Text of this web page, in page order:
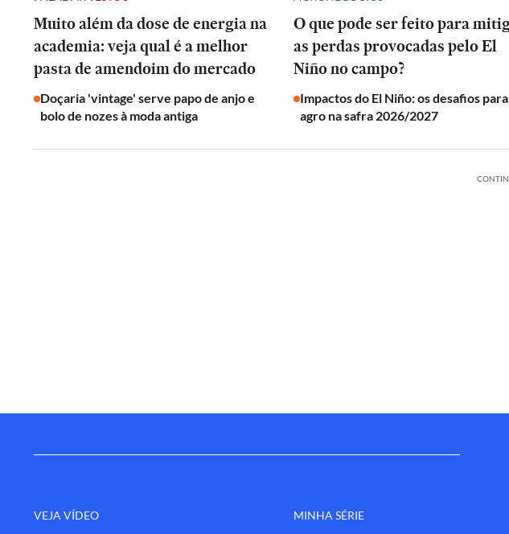
Muito além da dose de energia na
academia: veja qual é a melhor
pasta de amendoim do mercado
Doçaria 'vintage' serve papo de anjo e
bolo de nozes à moda antiga
O que pode ser feito para
as perdas provocadas pelo El
Niño no campo?
Impactos do El Niño: os desafios
agro na safra 2026/2027
VEJA VÍDEO MINHA SÉRIE